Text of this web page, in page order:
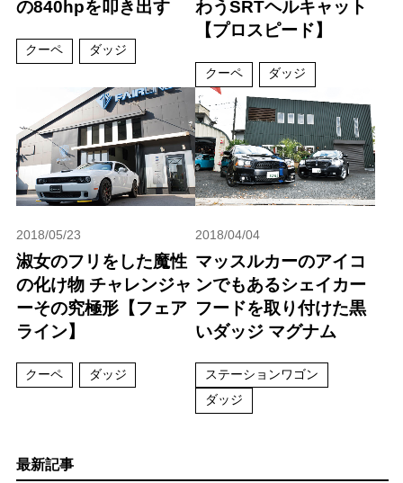
の840hpを叩き出す
クーペ ダッジ
わうSRTヘルキャット
【プロスピード】
クーペ ダッジ
2018/05/23
淑女のフリをした魔性
の化け物 チャレンジャ
ーその究極形【フェア
ライン】
クーペ ダッジ
2018/04/04
マッスルカーのアイコ
ンでもあるシェイカー
フードを取り付けた黒
いダッジ マグナム
ステーションワゴン
ダッジ
最新記事